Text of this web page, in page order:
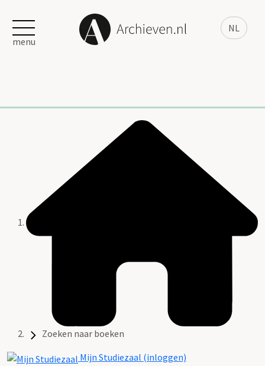
NL
menu
Zoeken naar boeken
Mijn Studiezaal (inloggen)